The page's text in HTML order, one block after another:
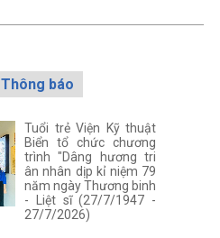
Thông báo
Tuổi trẻ Viện Kỹ thuật
Biển tổ chức chương
trình "Dâng hương tri
ân nhân dịp kỉ niệm 79
năm ngày Thương binh
- Liệt sĩ (27/7/1947 -
27/7/2026)